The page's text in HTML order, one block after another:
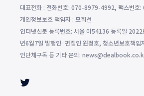
대표전화 : 전화번호: 070-8979-4992, 팩스번
개인정보보호 책임자 : 모희선
인터넷신문 등록번호: 서울 아54136 등록일
년6월7일 발행인·편집인 원정호, 청소년보호책임
인단체구독 등 기타 문의: